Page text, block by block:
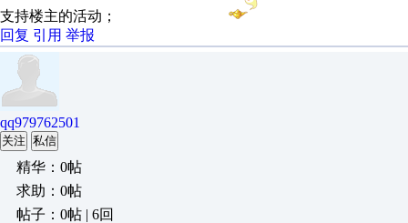
支持楼主的活动；
回复 引用 举报
qq979762501
关注 私信
精华：0帖
求助：0帖
帖子：0帖 | 6回